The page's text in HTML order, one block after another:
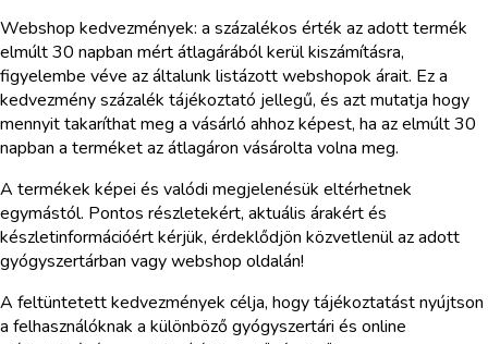
Webshop kedvezmények: a százalékos érték az adott termék
elmúlt 30 napban mért átlagárából kerül kiszámításra,
figyelembe véve az általunk listázott webshopok árait. Ez a
kedvezmény százalék tájékoztató jellegű, és azt mutatja hogy
mennyit takaríthat meg a vásárló ahhoz képest, ha az elmúlt 30
napban a terméket az átlagáron vásárolta volna meg.
A termékek képei és valódi megjelenésük eltérhetnek
egymástól. Pontos részletekért, aktuális árakért és
készletinformációért kérjük, érdeklődjön közvetlenül az adott
gyógyszertárban vagy webshop oldalán!
A feltüntetett kedvezmények célja, hogy tájékoztatást nyújtson
a felhasználóknak a különböző gyógyszertári és online